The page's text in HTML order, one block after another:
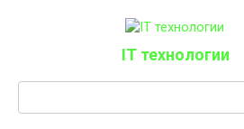
IT технологии